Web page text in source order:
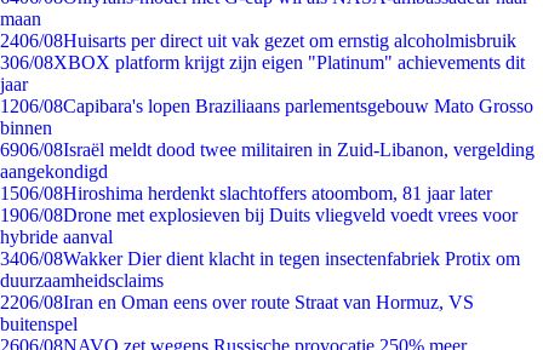
maan
2406/08Huisarts per direct uit vak gezet om ernstig alcoholmisbruik
306/08XBOX platform krijgt zijn eigen "Platinum" achievements dit
jaar
1206/08Capibara's lopen Braziliaans parlementsgebouw Mato Grosso
binnen
6906/08Israël meldt dood twee militairen in Zuid-Libanon, vergelding
aangekondigd
1506/08Hiroshima herdenkt slachtoffers atoombom, 81 jaar later
1906/08Drone met explosieven bij Duits vliegveld voedt vrees voor
hybride aanval
3406/08Wakker Dier dient klacht in tegen insectenfabriek Protix om
duurzaamheidsclaims
2206/08Iran en Oman eens over route Straat van Hormuz, VS
buitenspel
2606/08NAVO zet wegens Russische provocatie 250% meer